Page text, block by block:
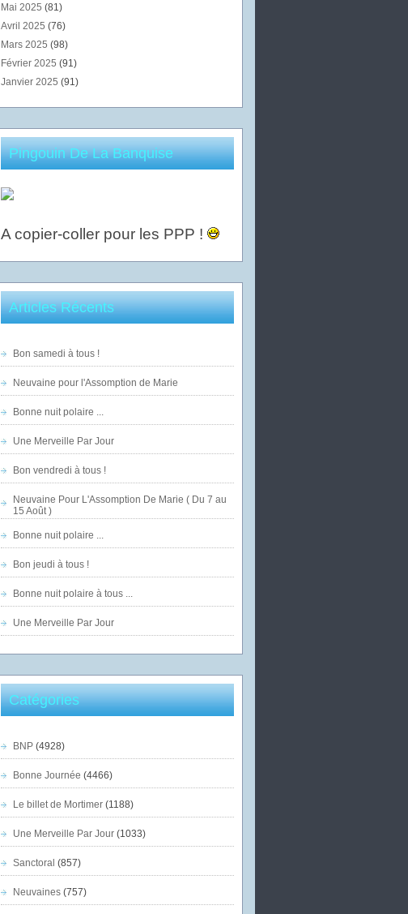
Mai 2025 (81)
Avril 2025 (76)
Mars 2025 (98)
Février 2025 (91)
Janvier 2025 (91)
Pingouin De La Banquise
A copier-coller pour les PPP !
Articles Récents
Bon samedi à tous !
Neuvaine pour l'Assomption de Marie
Bonne nuit polaire ...
Une Merveille Par Jour
Bon vendredi à tous !
Neuvaine Pour L'Assomption De Marie ( Du 7 au
15 Août )
Bonne nuit polaire ...
Bon jeudi à tous !
Bonne nuit polaire à tous ...
Une Merveille Par Jour
Catégories
BNP(4928)
Bonne Journée (4466)
Le billet de Mortimer(1188)
Une Merveille Par Jour(1033)
Sanctoral (857)
Neuvaines(757)